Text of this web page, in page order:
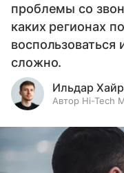
проблемы со
каких регионах
сложно.
Ильдар
Автор Hi-Tech